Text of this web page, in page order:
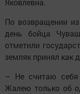
Яковлевна.
По возвращении
день бойца
отметили
земляк принял как
– Не считаю себя
Жалею только об